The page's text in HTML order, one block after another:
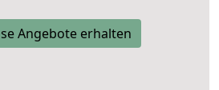
Angebote erhalten